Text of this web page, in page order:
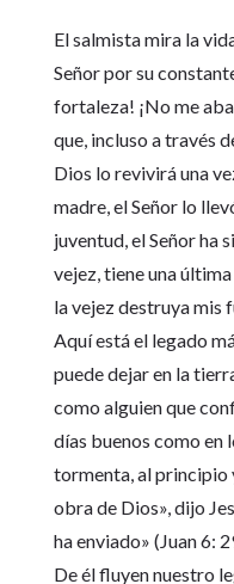
El salmista mira la
Señor por su
fortaleza! ¡No me
que, incluso a través
Dios lo revivirá una
madre, el Señor lo
juventud, el Señor ha
vejez, tiene una
la vejez destruya mis
Aquí está el legado
puede dejar en la
como alguien que
días buenos como en
tormenta, al principio
obra de Dios», dijo
ha enviado» (Juan 6:
De él fluyen nuestro